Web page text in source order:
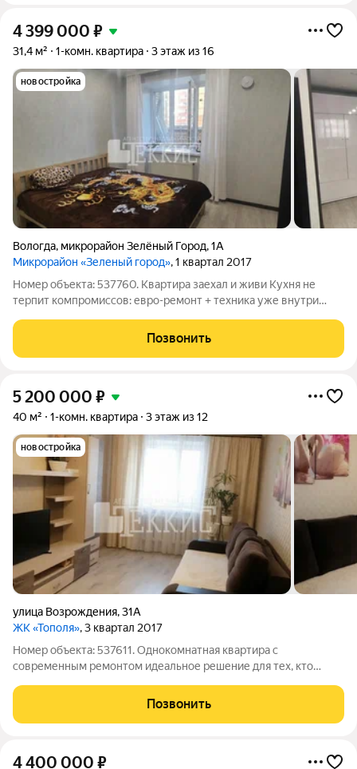
4 399 000 ₽
31,4 м² 1-комн. квартира 3 этаж из 16
новостройка
Вологда, микрорайон Зелёный Город,1А
Микрорайон «Зеленый город», 1 квартал 2017
Номер объекта: 537760. Квартира заехал и живи Кухня не
терпит компромиссов: евро-ремонт + техника уже внутри
вместительный шкаф и двуспальная
Позвонить
5 200 000 ₽
40 м² 1-комн. квартира 3 этаж из 12
новостройка
улица Возрождения,31А
ЖК «Тополя», 3 квартал 2017
Номер объекта: 537611. Однокомнатная квартира с
современным ремонтом идеальное решение для тех, кто
Позвонить
4 400 000 ₽